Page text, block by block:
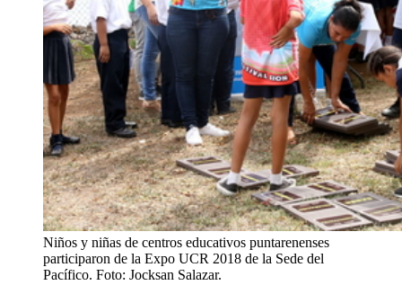
Niños y niñas de centros educativos puntarenenses
participaron de la Expo UCR 2018 de la Sede del
Pacífico. Foto: Jocksan Salazar.